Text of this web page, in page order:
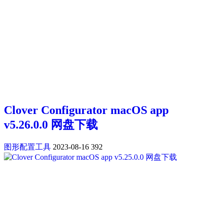
Clover Configurator macOS app
v5.26.0.0 网盘下载
图形配置工具 2023-08-16 392